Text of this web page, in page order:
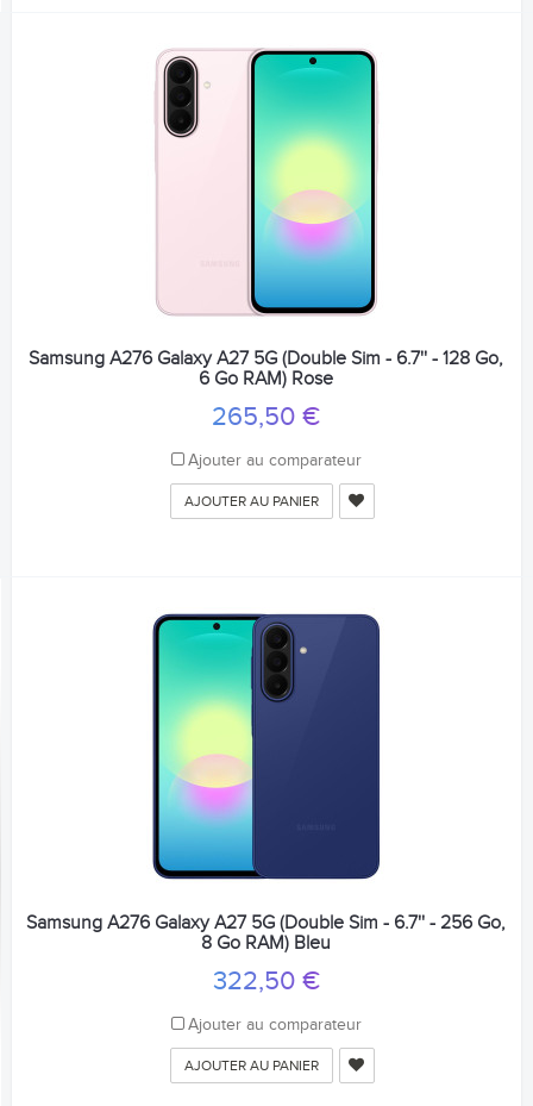
Samsung A276 Galaxy A27 5G (Double Sim - 6.7'' - 128 Go,
6 Go RAM) Rose
265,50 €
Ajouter au comparateur
AJOUTER AU PANIER
Samsung A276 Galaxy A27 5G (Double Sim - 6.7'' - 256 Go,
8 Go RAM) Bleu
322,50 €
Ajouter au comparateur
AJOUTER AU PANIER